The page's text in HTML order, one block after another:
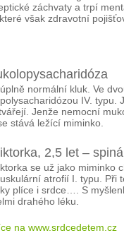
záchvaty a trpí
však zdravotní
normální kluk. Ve
IV.
Jenže nemocní
stává ležící miminko.
2,5 let –
se už jako miminko
atrofií I. typu. Při
plíce i srdce…. S
drahého léku.
na www.srdcedetem.cz